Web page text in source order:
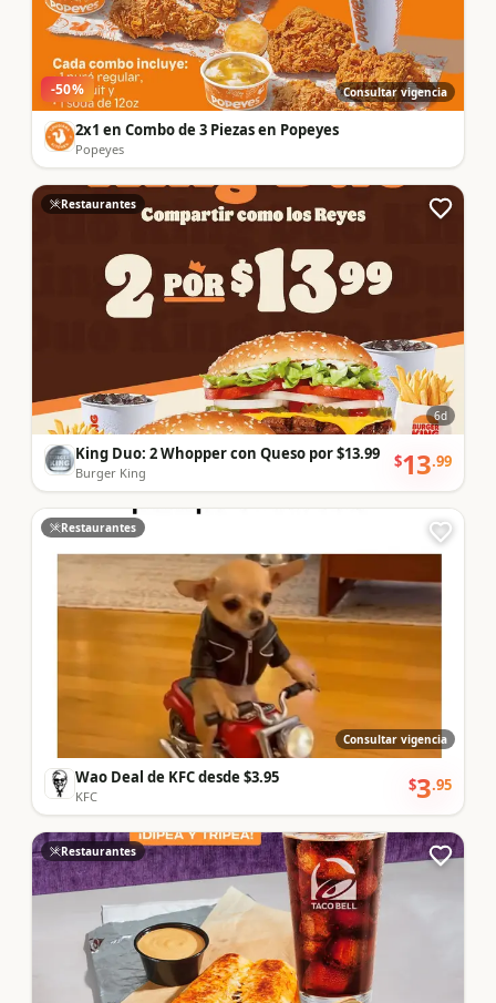
-50% Consultar vigencia
2x1 en Combo de 3 Piezas en Popeyes
Popeyes
Restaurantes
6d
King Duo: 2 Whopper con Queso por $13.99
Burger King
$13.99
Restaurantes
Consultar vigencia
Wao Deal de KFC desde $3.95
KFC
$3.95
Restaurantes